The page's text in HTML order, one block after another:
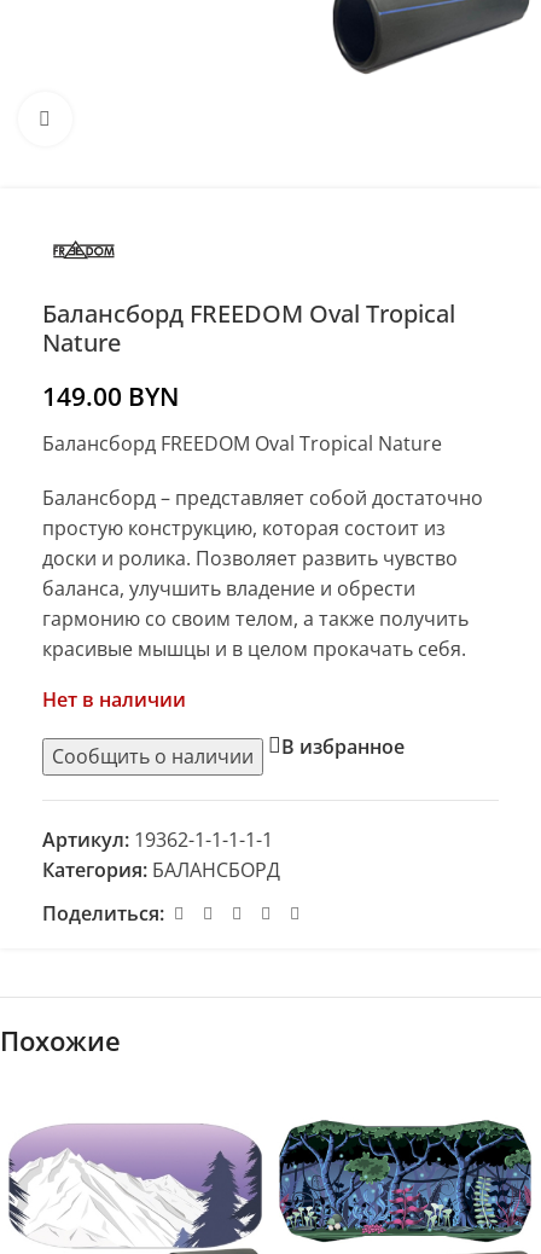
Балансборд FREEDOM Oval Tropical
Nature
149.00 BYN
Балансборд FREEDOM Oval Tropical Nature
Балансборд – представляет собой достаточно
простую конструкцию, которая состоит из
доски и ролика. Позволяет развить чувство
баланса, улучшить владение и обрести
гармонию со своим телом, а также получить
красивые мышцы и в целом прокачать себя.
Нет в наличии
В избранное
Артикул: 19362-1-1-1-1-1
Категория: БАЛАНСБОРД
Поделиться:
Похожие